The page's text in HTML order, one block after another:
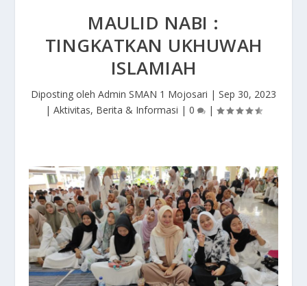
MAULID NABI :
TINGKATKAN UKHUWAH
ISLAMIAH
Diposting oleh Admin SMAN 1 Mojosari | Sep 30, 2023
| Aktivitas, Berita & Informasi | 0 |